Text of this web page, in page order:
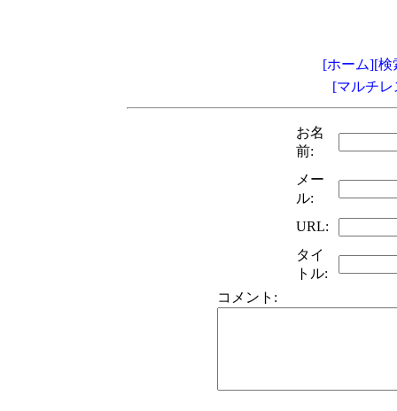
[ホーム][検
[マルチ
お名
前:
メー
ル:
URL:
タイ
トル:
コメント: